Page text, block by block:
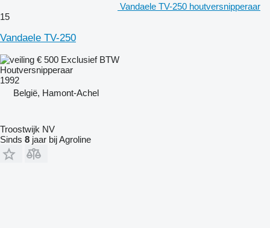
Vandaele TV-250 houtversnipperaar
15
Vandaele TV-250
€ 500 Exclusief BTW
Houtversnipperaar
1992
België, Hamont-Achel
Troostwijk NV
Sinds 8 jaar bij Agroline